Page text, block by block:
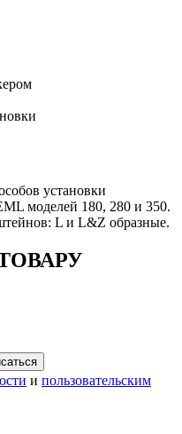
установки
моделей 180, 280 и 350.
L и L&Z образные.
и пользовательским